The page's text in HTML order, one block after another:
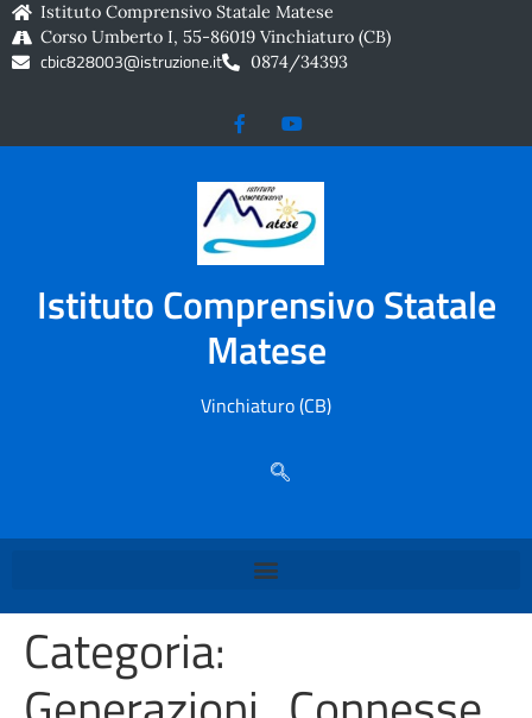
contenuto
Istituto Comprensivo Statale Matese
Corso Umberto I, 55-86019 Vinchiaturo (CB)
cbic828003@istruzione.it 0874/34393
Istituto Comprensivo Statale
Matese
Vinchiaturo (CB)
Categoria: